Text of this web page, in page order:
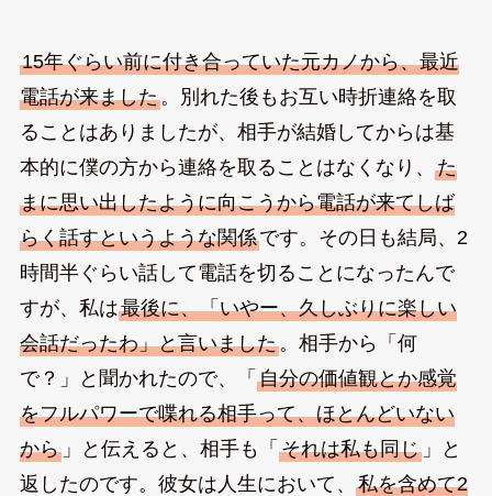
15年ぐらい前に付き合っていた元カノから、最近
電話が来ました。別れた後もお互い時折連絡を取
ることはありましたが、相手が結婚してからは基
本的に僕の方から連絡を取ることはなくなり、 た
まに思い出したように向こうから電話が来てしば
らく話すというような関係です。その日も結局、2
時間半ぐらい話して電話を切ることになったんで
すが、私は最後に、「いやー、久しぶりに楽しい
会話だったわ」と言いました。相手から「何
で？」と聞かれたので、「 自分の価値観とか感覚
をフルパワーで喋れる相手って、ほとんどいない
から」と伝えると、相手も「 それは私も同じ」と
返したのです。彼女は人生において、 私を含めて2